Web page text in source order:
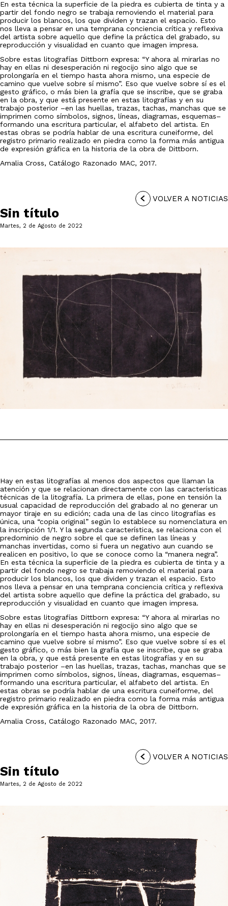
En esta técnica la superficie de la piedra es cubierta de tinta y a
partir del fondo negro se trabaja removiendo el material para
producir los blancos, los que dividen y trazan el espacio. Esto
nos lleva a pensar en una temprana conciencia crítica y reflexiva
del artista sobre aquello que define la práctica del grabado, su
reproducción y visualidad en cuanto que imagen impresa.
Sobre estas litografías Dittborn expresa: “Y ahora al mirarlas no
hay en ellas ni desesperación ni regocijo sino algo que se
prolongaría en el tiempo hasta ahora mismo, una especie de
camino que vuelve sobre sí mismo”. Eso que vuelve sobre sí es el
gesto gráfico, o más bien la grafía que se inscribe, que se graba
en la obra, y que está presente en estas litografías y en su
trabajo posterior –en las huellas, trazas, tachas, manchas que se
imprimen como símbolos, signos, líneas, diagramas, esquemas–
formando una escritura particular, el alfabeto del artista. En
estas obras se podría hablar de una escritura cuneiforme, del
registro primario realizado en piedra como la forma más antigua
de expresión gráfica en la historia de la obra de Dittborn.
Amalia Cross, Catálogo Razonado MAC, 2017.
VOLVER A NOTICIAS
Sin título
Martes, 2 de Agosto de 2022
Hay en estas litografías al menos dos aspectos que llaman la
atención y que se relacionan directamente con las características
técnicas de la litografía. La primera de ellas, pone en tensión la
usual capacidad de reproducción del grabado al no generar un
mayor tiraje en su edición; cada una de las cinco litografías es
única, una “copia original” según lo establece su nomenclatura en
la inscripción 1/1. Y la segunda característica, se relaciona con el
predominio de negro sobre el que se definen las líneas y
manchas invertidas, como si fuera un negativo aun cuando se
realicen en positivo, lo que se conoce como la “manera negra”.
En esta técnica la superficie de la piedra es cubierta de tinta y a
partir del fondo negro se trabaja removiendo el material para
producir los blancos, los que dividen y trazan el espacio. Esto
nos lleva a pensar en una temprana conciencia crítica y reflexiva
del artista sobre aquello que define la práctica del grabado, su
reproducción y visualidad en cuanto que imagen impresa.
Sobre estas litografías Dittborn expresa: “Y ahora al mirarlas no
hay en ellas ni desesperación ni regocijo sino algo que se
prolongaría en el tiempo hasta ahora mismo, una especie de
camino que vuelve sobre sí mismo”. Eso que vuelve sobre sí es el
gesto gráfico, o más bien la grafía que se inscribe, que se graba
en la obra, y que está presente en estas litografías y en su
trabajo posterior –en las huellas, trazas, tachas, manchas que se
imprimen como símbolos, signos, líneas, diagramas, esquemas–
formando una escritura particular, el alfabeto del artista. En
estas obras se podría hablar de una escritura cuneiforme, del
registro primario realizado en piedra como la forma más antigua
de expresión gráfica en la historia de la obra de Dittborn.
Amalia Cross, Catálogo Razonado MAC, 2017.
VOLVER A NOTICIAS
Sin título
Martes, 2 de Agosto de 2022